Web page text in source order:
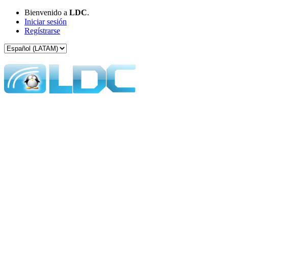
Bienvenido a LDC.
Iniciar sesión
Regístrarse